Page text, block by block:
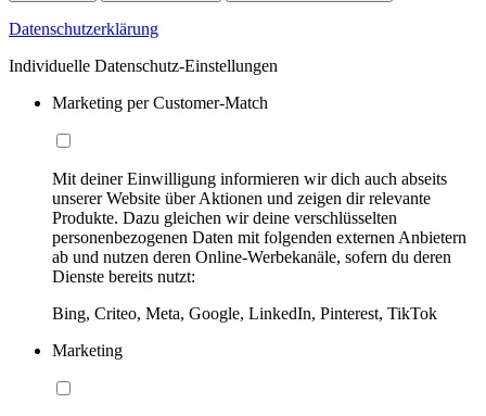
Datenschutzerklärung
Individuelle Datenschutz-Einstellungen
Marketing per Customer-Match
Mit deiner Einwilligung informieren wir dich auch abseits
unserer Website über Aktionen und zeigen dir relevante
Produkte. Dazu gleichen wir deine verschlüsselten
personenbezogenen Daten mit folgenden externen Anbietern
ab und nutzen deren Online-Werbekanäle, sofern du deren
Dienste bereits nutzt:
Bing, Criteo, Meta, Google, LinkedIn, Pinterest, TikTok
Marketing